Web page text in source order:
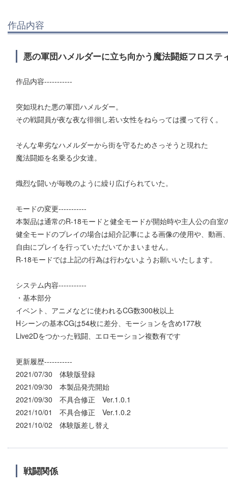
作品内容
悪の軍団ハメルダーに立ち向かう魔法闘姫フロステ
作品内容-----------
突如現れた悪の軍団ハメルダー。
その戦闘員が夜な夜な徘徊し若い女性をねらっては攫って行く。
そんな卑劣なハメルダーから街を守るためさっそうと現れた
魔法闘姫を名乗る少女達。
熾烈な闘いが毎晩のように繰り広げられていた。
モードの変更-----------
本製品は通常のR-18モードと健全モードが開始時や主人公の自室
健全モードのプレイの場合は紹介記事による画像の使用や、動画
自由にプレイを行っていただいてかまいません。
R-18モードでは上記の行為は行わないようお願いいたします。
システム内容-----------
・基本部分
イベント、アニメなどに使われるCG数300枚以上
Hシーンの基本CGは54枚に差分、モーションを含め177枚
Live2Dをつかった戦闘、エロモーション複数有です
更新履歴-----------
2021/07/30 体験版登録
2021/09/30 本製品発売開始
2021/09/30 不具合修正 Ver.1.0.1
2021/10/01 不具合修正 Ver.1.0.2
2021/10/02 体験版差し替え
戦闘関係